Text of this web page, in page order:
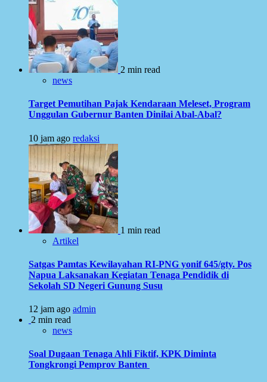
2 min read
news
Target Pemutihan Pajak Kendaraan Meleset, Program
Unggulan Gubernur Banten Dinilai Abal-Abal?
10 jam ago redaksi
1 min read
Artikel
Satgas Pamtas Kewilayahan RI-PNG yonif 645/gty. Pos
Napua Laksanakan Kegiatan Tenaga Pendidik di
Sekolah SD Negeri Gunung Susu
12 jam ago admin
2 min read
news
Soal Dugaan Tenaga Ahli Fiktif, KPK Diminta
Tongkrongi Pemprov Banten